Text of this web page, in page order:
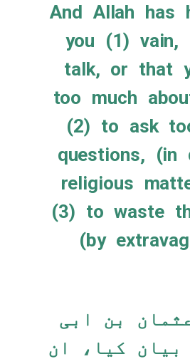
And Allah has
you (1) vain,
talk, or that
too much
(2) to ask
questions, (in
religious
(3) to waste
(by
بن ابی
کیا، ان